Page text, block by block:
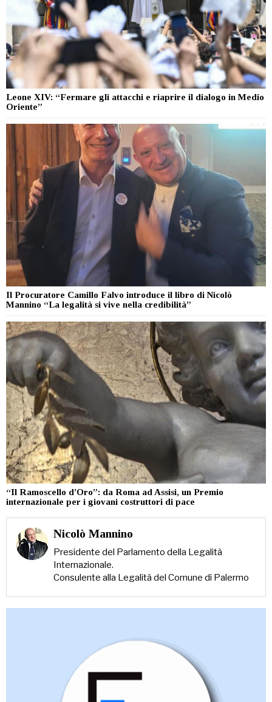
Leone XIV: “Fermare gli attacchi e riaprire il dialogo in Medio
Oriente”
Il Procuratore Camillo Falvo introduce il libro di Nicolò
Mannino “La legalità si vive nella credibilità”
“Il Ramoscello d’Oro”: da Roma ad Assisi, un Premio
internazionale per i giovani costruttori di pace
Nicolò Mannino
Presidente del Parlamento della Legalità
Internazionale.
Consulente alla Legalità del Comune di Palermo